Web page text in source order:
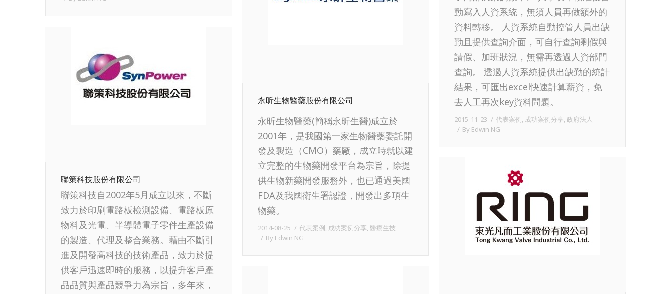
動寫入人資系統，無須人員再做額外的
資料轉移。 人資系統自動控管人員出缺
勤且提供查詢介面，可自行查詢剩假與
請假、加班狀況，無需再透過人資部門
查詢。 透過人資系統提供出缺勤的統計
結果，可匯出excel快速計算薪資，免
去人工再次key資料問題。
2015-11-23 代表案例, 成功案例分享, 政府法人
By Edwin NG
永昕生物醫藥股份有限公司
永昕生物醫藥(簡稱永昕生醫)成立於
2001年，是我國第一家生物醫藥委託開
發及製造（CMO）藥廠，成立時就以建
立完整的生物藥開發平台為宗旨，除提
供生物新藥開發服務外，也已通過美國
FDA及我國衛生署認證，開發出多項生
物藥。
2014-08-25 代表案例, 成功案例分享, 醫療生技
By Edwin NG
聯策科技股份有限公司
聯策科技自2002年5月成立以來，不斷
致力於印刷電路板檢測設備、電路板原
物料及光電、半導體電子零件生產設備
的製造、代理及整合業務。藉由不斷引
進及開發高科技的技術產品，致力於提
供客戶迅速即時的服務，以提升客戶產
品品質與產品競爭力為宗旨，多年來，